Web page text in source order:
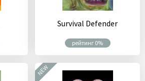
Survival Defender
рейтинг 0%
NEW